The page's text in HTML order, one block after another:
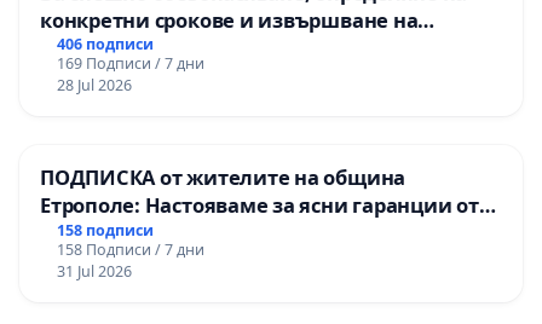
конкретни срокове и извършване на
цялостна рехабилитация на
републиканския път между пътен възел АМ
„Тракия“ - гр. Ихтиман - с. Мирово - к.к.
406 подписи
169 Подписи / 7 дни
28 Jul 2026
ПОДПИСКА от жителите на община
Етрополе: Настояваме за ясни гаранции от
“Елаците-МЕД” АД и от държавата, че ще се
изпълнят всички екологични норми!
158 подписи
158 Подписи / 7 дни
31 Jul 2026